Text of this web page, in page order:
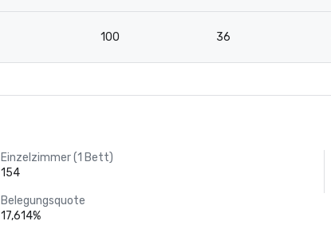
100 36
Einzelzimmer (1 Bett)
154
Belegungsquote
17,614%